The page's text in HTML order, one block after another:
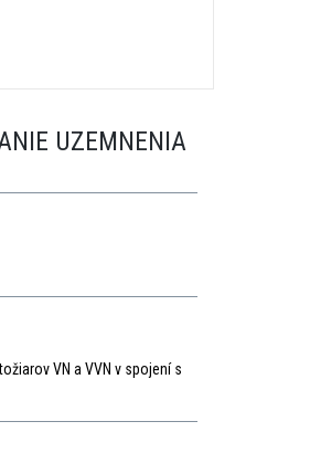
UZEMNENIA
VN a VVN v spojení s